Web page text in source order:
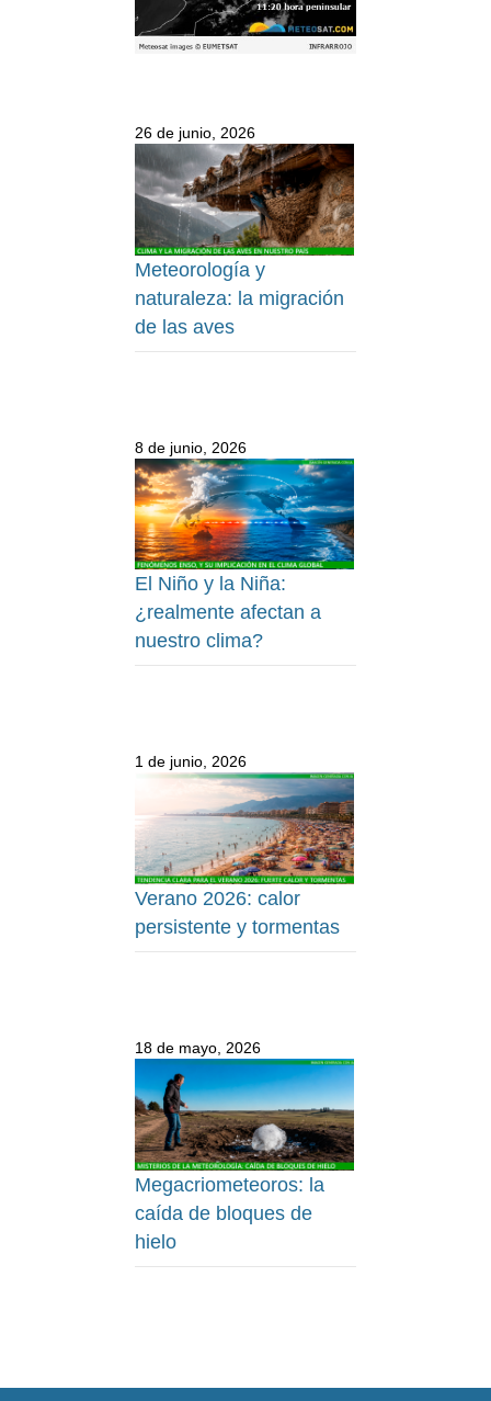
26 de junio, 2026
Meteorología y
naturaleza: la migración
de las aves
8 de junio, 2026
El Niño y la Niña:
¿realmente afectan a
nuestro clima?
1 de junio, 2026
Verano 2026: calor
persistente y tormentas
18 de mayo, 2026
Megacriometeoros: la
caída de bloques de
hielo